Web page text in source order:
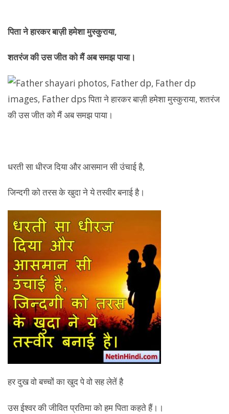
पिता ने हारकर बाज़ी हमेशा मुस्कुराया,
शतरंज की उस जीत को मैं अब समझ पाया।
धरती सा धीरज दिया और आसमान सी उंचाई है,
जिन्दगी को तरस के खुदा ने ये तस्वीर बनाई है।
हर दुख वो बच्चों का खुद पे वो सह लेतें है
उस ईश्वर की जीवित प्रतिमा को हम पिता कहते हैं।।